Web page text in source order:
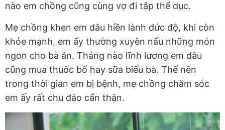
nào em chồng cũng cùng vợ đi tập thể dục.
Mẹ chồng khen em dâu hiền lành đức độ, khi còn
khỏe mạnh, em ấy thường xuyên nấu những món
ngon cho bà ăn. Tháng nào lĩnh lương em dâu
cũng mua thuốc bổ hay sữa biếu bà. Thế nên
trong thời gian em bị bệnh, mẹ chồng chăm sóc
em ấy rất chu đáo cẩn thận.